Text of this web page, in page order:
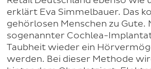
erklärt Eva Simmelbauer. Das
gehörlosen Menschen zu Gute.
sogenannter Cochlea-
Taubheit wieder ein
werden. Bei dieser Methode